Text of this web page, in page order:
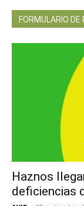
FORMULARIO DE
Haznos
deficiencias